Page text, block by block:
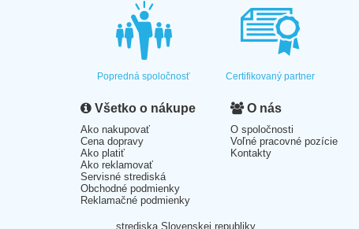
Popredná spoločnosť Certifikovaný partner
Všetko o nákupe
Ako nakupovať
Cena dopravy
Ako platiť
Ako reklamovať
Servisné strediská
Obchodné podmienky
Reklamačné podmienky
O nás
O spoločnosti
Voľné pracovné pozície
Kontakty
strediska Slovenskej republiky